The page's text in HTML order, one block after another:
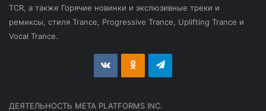
TCR, а также Горячие новинки и экслюзивные треки и
ремиксы, стиля Trance, Progressive Trance, Uplifting Trance и
Vocal Trance.
vk.com Odnoklassniki
Telegram
ДЕЯТЕЛЬНОСТЬ МЕТА PLATFORMS INC.